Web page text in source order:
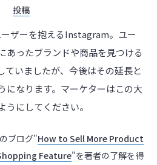
投稿
ザーを抱えるInstagram。ユー
あったブランドや商品を見つける
いましたが、今後はその延長と
になります。マーケターはこの大
うにしてください。
ブログ"How to Sell More Product
Feature"を著者の了解を得